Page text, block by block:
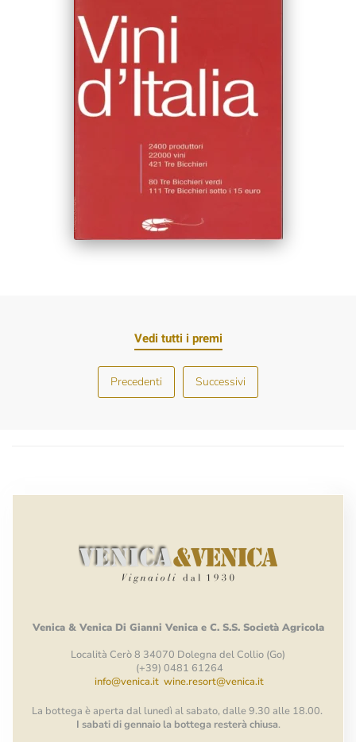
Vedi tutti i premi
Precedenti Successivi
Venica & Venica Di Gianni Venica e C. S.S. Società Agricola
Località Cerò 8 34070 Dolegna del Collio (Go)
(+39) 0481 61264
info@venica.it wine.resort@venica.it
La bottega è aperta dal lunedì al sabato, dalle 9.30 alle 18.00.
I sabati di gennaio la bottega resterà chiusa.